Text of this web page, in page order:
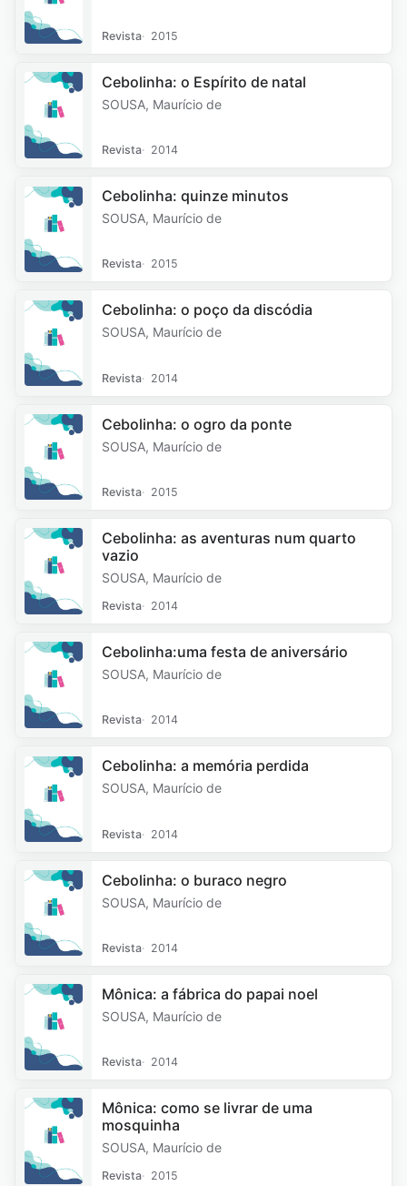
Revista 2015
Cebolinha: o Espírito de natal
SOUSA, Maurício de
Revista 2014
Cebolinha: quinze minutos
SOUSA, Maurício de
Revista 2015
Cebolinha: o poço da discódia
SOUSA, Maurício de
Revista 2014
Cebolinha: o ogro da ponte
SOUSA, Maurício de
Revista 2015
Cebolinha: as aventuras num quarto
vazio
SOUSA, Maurício de
Revista 2014
Cebolinha:uma festa de aniversário
SOUSA, Maurício de
Revista 2014
Cebolinha: a memória perdida
SOUSA, Maurício de
Revista 2014
Cebolinha: o buraco negro
SOUSA, Maurício de
Revista 2014
Mônica: a fábrica do papai noel
SOUSA, Maurício de
Revista 2014
Mônica: como se livrar de uma
mosquinha
SOUSA, Maurício de
Revista 2015